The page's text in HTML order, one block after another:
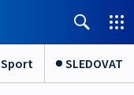
Sport SLEDOVAT